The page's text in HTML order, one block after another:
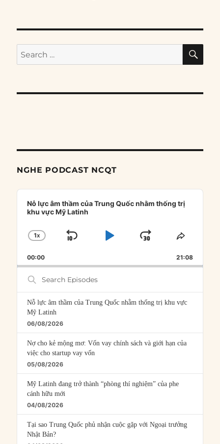
Search
for:
NGHE PODCAST NCQT
Audio
Player
Nỗ lực âm thầm của Trung Quốc nhằm thống trị
khu vực Mỹ Latinh
CHANGE
RATE
1X
SKIP
PLAYJUMP
FORWARD
SHARE
00:00 21:08
Search
Episodes
Nỗ lực âm thầm của Trung Quốc nhằm thống trị khu vực
Mỹ Latinh
06/08/2026
Nợ cho kẻ mộng mơ: Vốn vay chính sách và giới hạn của
việc cho startup vay vốn
05/08/2026
Mỹ Latinh đang trở thành “phòng thí nghiệm” của phe
cánh hữu mới
04/08/2026
Tại sao Trung Quốc phủ nhận cuộc gặp với Ngoại trưởng
Nhật Bản?